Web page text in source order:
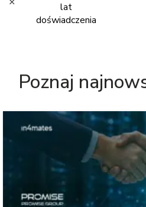
lat
doświadczenia
Poznaj